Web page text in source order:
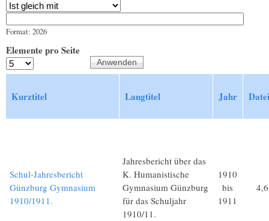
Format: 2026
Elemente pro Seite
Kurztitel Langtitel Jahr
Schul-Jahresbericht
Günzburg Gymnasium
1910/1911.
Jahresbericht über das
K. Humanistische
Gymnasium Günzburg
für das Schuljahr
1910/11.
1910
bis
1911